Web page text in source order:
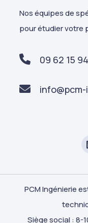
Nos équipes de
pour étudier votre
09 62 15
PCM Ingénierie
Siège social : 8-
Ingénierie
respectons votre